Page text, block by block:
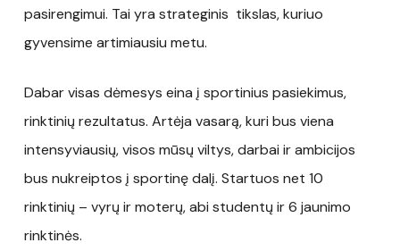
pasirengimui. Tai yra strateginis tikslas, kuriuo
gyvensime artimiausiu metu.
Dabar visas dėmesys eina į sportinius pasiekimus,
rinktinių rezultatus. Artėja vasarą, kuri bus viena
intensyviausių, visos mūsų viltys, darbai ir ambicijos
bus nukreiptos į sportinę dalį. Startuos net 10
rinktinių – vyrų ir moterų, abi studentų ir 6 jaunimo
rinktinės.